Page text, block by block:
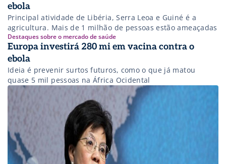
ebola
Principal atividade de Libéria, Serra Leoa e Guiné é a
agricultura. Mais de 1 milhão de pessoas estão ameaçadas
Destaques sobre o mercado de saúde
Europa investirá 280 mi em vacina contra o
ebola
Ideia é prevenir surtos futuros, como o que já matou
quase 5 mil pessoas na África Ocidental